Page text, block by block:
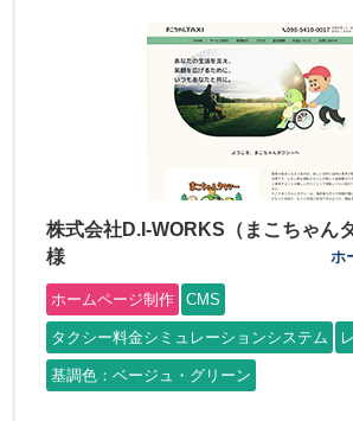
株式会社D.I-WORKS（まこちゃん
様
ホ
ホームページ制作 CMS
タクシー料金シミュレーションシステム
基調色：ベージュ・グリーン